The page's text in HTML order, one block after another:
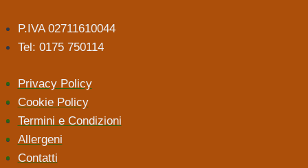
P.IVA 02711610044
Tel: 0175 750114
Privacy Policy
Cookie Policy
Termini e Condizioni
Allergeni
Contatti